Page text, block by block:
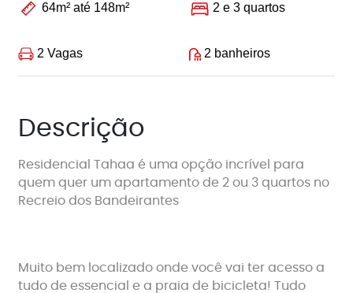
64m² até 148m² 2 e 3 quartos
2 Vagas 2 banheiros
Descrição
Residencial Tahaa é uma opção incrível para
quem quer um apartamento de 2 ou 3 quartos no
Recreio dos Bandeirantes
Muito bem localizado onde você vai ter acesso a
tudo de essencial e a praia de bicicleta! Tudo